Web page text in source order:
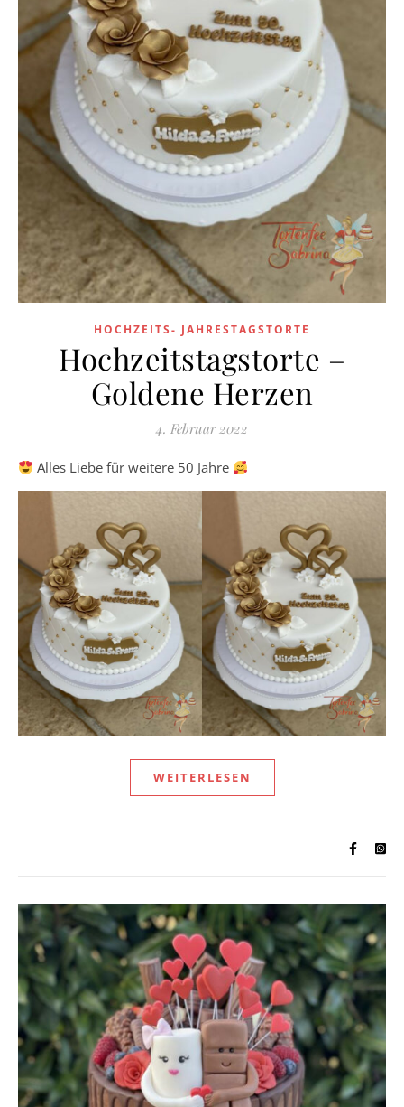
HOCHZEITS- JAHRESTAGSTORTE
Hochzeitstagstorte –
Goldene Herzen
4. Februar 2022
Alles Liebe für weitere 50 Jahre
WEITERLESEN